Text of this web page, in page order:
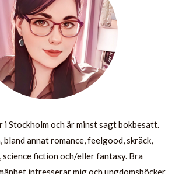
i Stockholm och är minst sagt bokbesatt.
bland annat romance, feelgood, skräck,
fiction och/eller fantasy. Bra
intresserar mig och ungdomsböcker